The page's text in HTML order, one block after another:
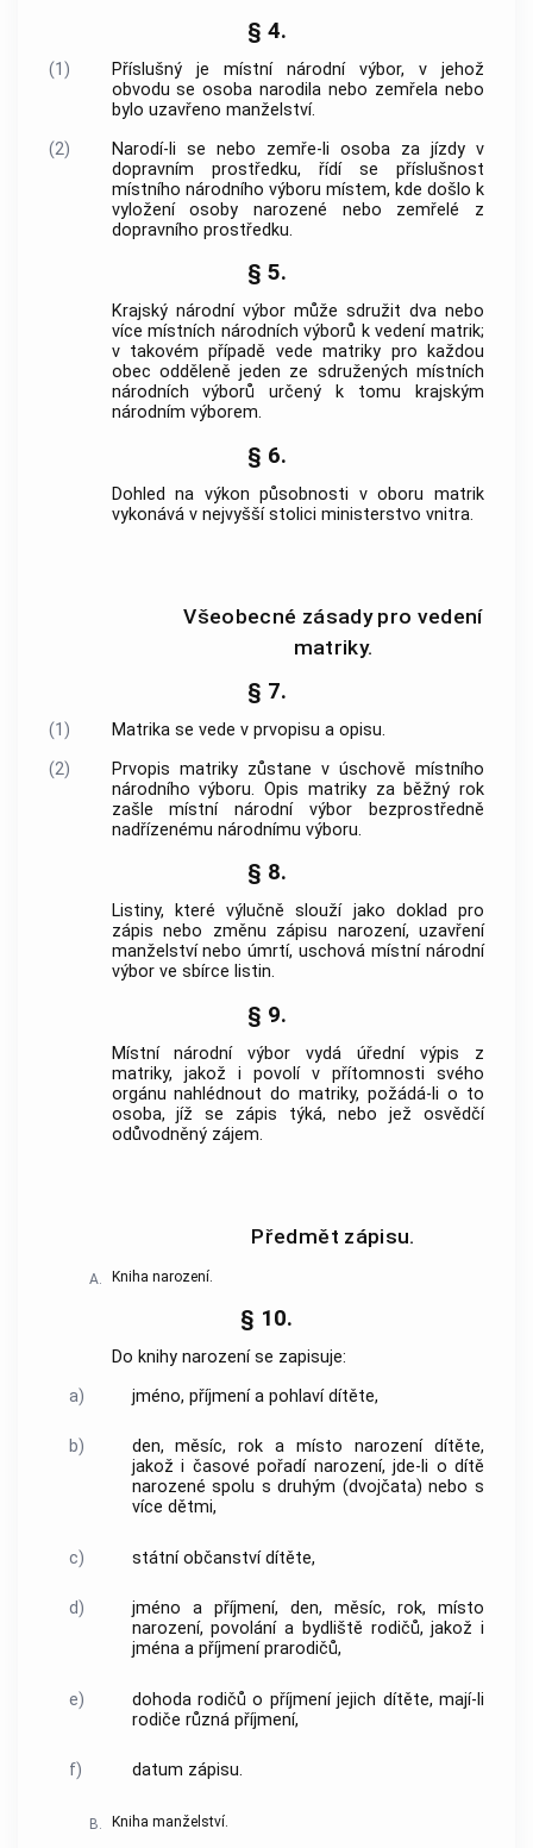
§ 4.
(1)
Příslušný je místní národní výbor, v jehož
obvodu se osoba narodila nebo zemřela nebo
bylo uzavřeno manželství.
(2)
Narodí-li se nebo zemře-li osoba za jízdy v
dopravním prostředku, řídí se příslušnost
místního národního výboru místem, kde došlo k
vyložení osoby narozené nebo zemřelé z
dopravního prostředku.
§ 5.
Krajský národní výbor může sdružit dva nebo
více místních národních výborů k vedení matrik;
v takovém případě vede matriky pro každou
obec odděleně jeden ze sdružených místních
národních výborů určený k tomu krajským
národním výborem.
§ 6.
Dohled na výkon působnosti v oboru matrik
vykonává v nejvyšší stolici ministerstvo vnitra.
Všeobecné zásady pro vedení
matriky.
§ 7.
(1)
Matrika se vede v prvopisu a opisu.
(2)
Prvopis matriky zůstane v úschově místního
národního výboru. Opis matriky za běžný rok
zašle místní národní výbor bezprostředně
nadřízenému národnímu výboru.
§ 8.
Listiny, které výlučně slouží jako doklad pro
zápis nebo změnu zápisu narození, uzavření
manželství nebo úmrtí, uschová místní národní
výbor ve sbírce listin.
§ 9.
Místní národní výbor vydá úřední výpis z
matriky, jakož i povolí v přítomnosti svého
orgánu nahlédnout do matriky, požádá-li o to
osoba, jíž se zápis týká, nebo jež osvědčí
odůvodněný zájem.
Předmět zápisu.
A. Kniha narození.
§ 10.
Do knihy narození se zapisuje:
a)
jméno, příjmení a pohlaví dítěte,
b)
den, měsíc, rok a místo narození dítěte,
jakož i časové pořadí narození, jde-li o dítě
narozené spolu s druhým (dvojčata) nebo s
více dětmi,
c) státní občanství dítěte,
d)
jméno a příjmení, den, měsíc, rok, místo
narození, povolání a bydliště rodičů, jakož i
jména a příjmení prarodičů,
e)
dohoda rodičů o příjmení jejich dítěte, mají-li
rodiče různá příjmení,
f) datum zápisu.
B. Kniha manželství.